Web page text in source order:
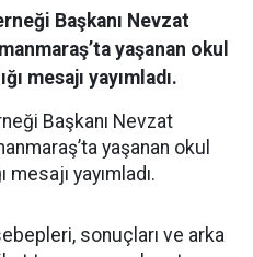
Başkanı Nevzat
yaşanan okul
mesajı yayımladı.
Başkanı Nevzat
yaşanan okul
mesajı yayımladı.
sonuçları ve arka